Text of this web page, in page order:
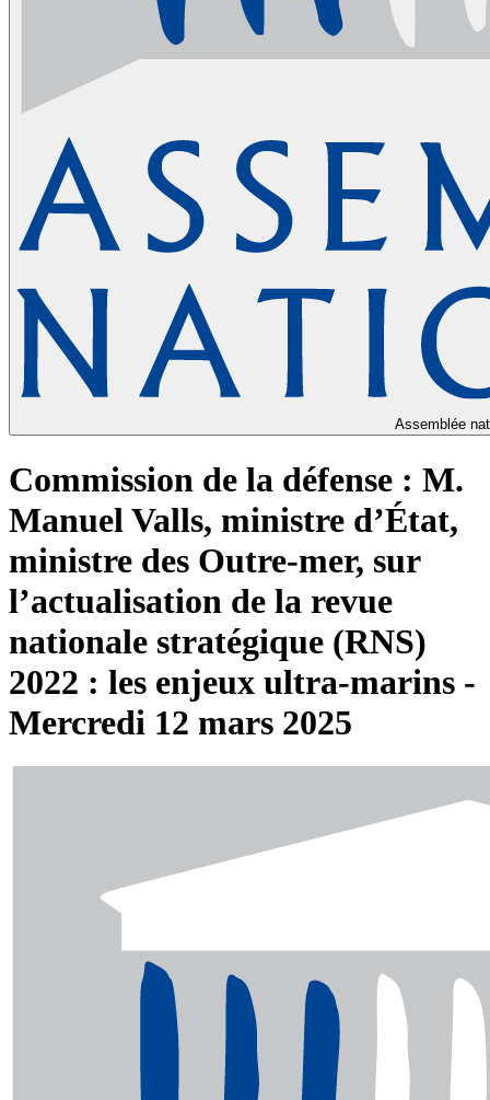
Assemblée
Commission de la défense : M.
Manuel Valls, ministre d’État,
ministre des Outre-mer, sur
l’actualisation de la revue
nationale stratégique (RNS)
2022 : les enjeux ultra-marins -
Mercredi 12 mars 2025